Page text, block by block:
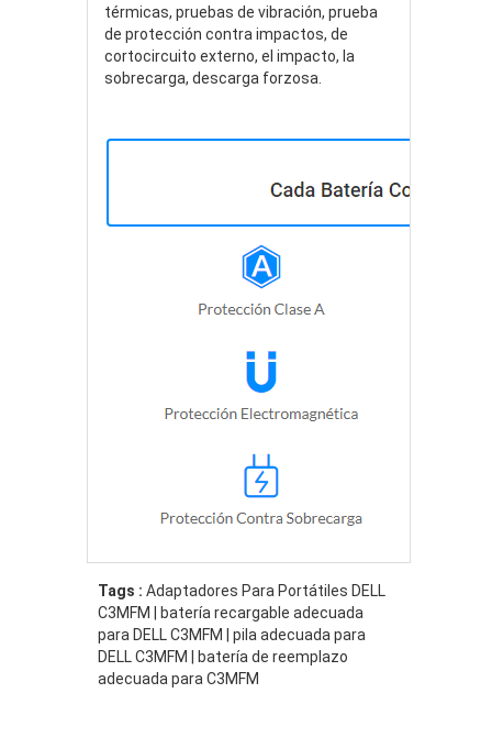
térmicas, pruebas de vibración, prueba
de protección contra impactos, de
cortocircuito externo, el impacto, la
sobrecarga, descarga forzosa.
Tags : Adaptadores Para Portátiles DELL
C3MFM | batería recargable adecuada
para DELL C3MFM | pila adecuada para
DELL C3MFM | batería de reemplazo
adecuada para C3MFM